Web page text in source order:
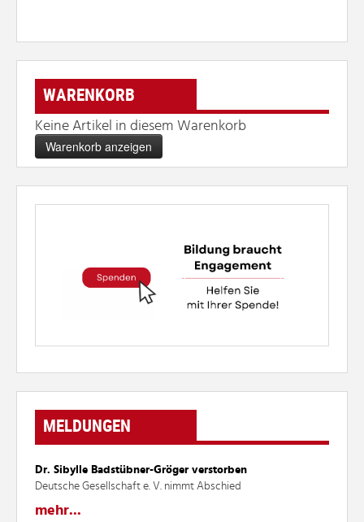
WARENKORB
Keine Artikel in diesem Warenkorb
MELDUNGEN
Dr. Sibylle Badstübner-Gröger verstorben
Deutsche Gesellschaft e. V. nimmt Abschied
mehr...